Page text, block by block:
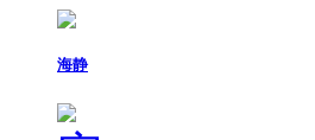
海静